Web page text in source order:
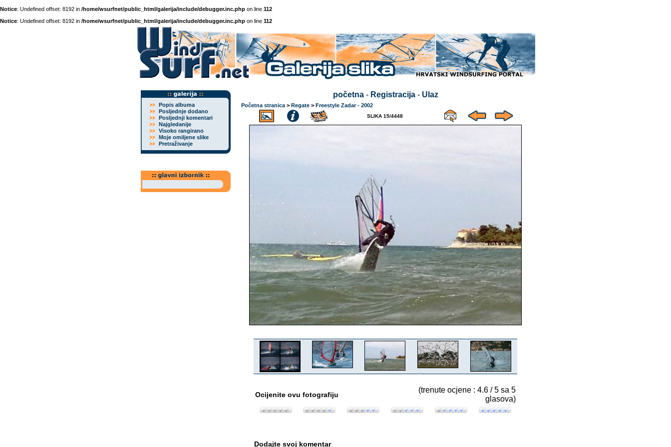
Notice: Undefined offset: 8192 in /home/wsurfnet/public_html/galerija/include/debugger.inc.php on line 112
Notice: Undefined offset: 8192 in /home/wsurfnet/public_html/galerija/include/debugger.inc.php on line 112
Popis albuma
Posljednje dodano
Posljednji komentari
Najgledanije
Visoko rangirano
Moje omiljene slike
Pretraživanje
početna- Registracija- Ulaz
Početna stranica > Regate > Freestyle Zadar - 2002
SLIKA 15/4448
Ocijenite ovu fotografiju
(trenute ocjene : 4.6 / 5 sa 5
glasova)
Dodajte svoj komentar